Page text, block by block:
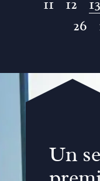
11
12 13
26
Un